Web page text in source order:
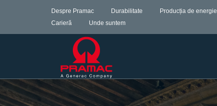
Despre Pramac Durabilitate Producția de energie
Carieră
Unde suntem